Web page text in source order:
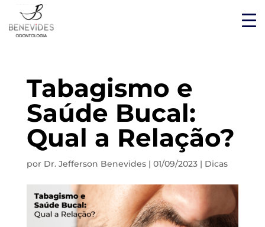
Tabagismo e
Saúde Bucal:
Qual a Relação?
por Dr. Jefferson Benevides| 01/09/2023| Dicas